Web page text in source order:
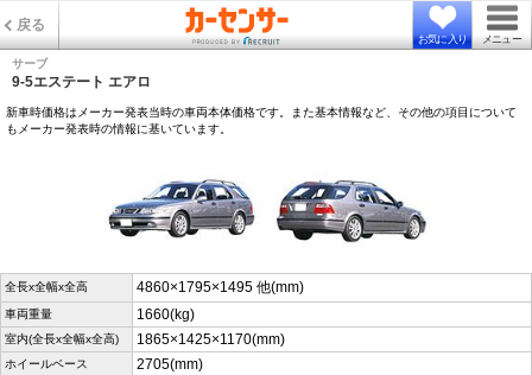
戻る
お気に入り メニュー
サーブ
9-5エステート エアロ
新車時価格はメーカー発表当時の車両本体価格です。また基本情報など、その他の項目について
もメーカー発表時の情報に基いています。
全長x全幅x全高 4860×1795×1495 他(mm)
車両重量 1660(kg)
室内(全長x全幅x全高) 1865×1425×1170(mm)
ホイールベース 2705(mm)